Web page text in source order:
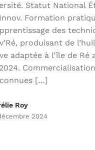
Statut National
Formation
des
produisant de
adaptée à l’île de Ré
[…]
Roy
2024